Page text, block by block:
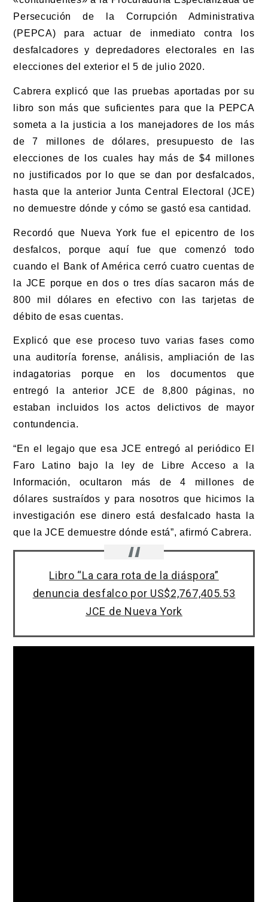
Persecución de la Corrupción Administrativa
(PEPCA) para actuar de inmediato contra los
desfalcadores y depredadores electorales en las
elecciones del exterior el 5 de julio 2020.
Cabrera explicó que las pruebas aportadas por su
libro son más que suficientes para que la PEPCA
someta a la justicia a los manejadores de los más
de 7 millones de dólares, presupuesto de las
elecciones de los cuales hay más de $4 millones
no justificados por lo que se dan por desfalcados,
hasta que la anterior Junta Central Electoral (JCE)
no demuestre dónde y cómo se gastó esa cantidad.
Recordó que Nueva York fue el epicentro de los
desfalcos, porque aquí fue que comenzó todo
cuando el Bank of América cerró cuatro cuentas de
la JCE porque en dos o tres días sacaron más de
800 mil dólares en efectivo con las tarjetas de
débito de esas cuentas.
Explicó que ese proceso tuvo varias fases como
una auditoría forense, análisis, ampliación de las
indagatorias porque en los documentos que
entregó la anterior JCE de 8,800 páginas, no
estaban incluidos los actos delictivos de mayor
contundencia.
“En el legajo que esa JCE entregó al periódico El
Faro Latino bajo la ley de Libre Acceso a la
Información, ocultaron más de 4 millones de
dólares sustraídos y para nosotros que hicimos la
investigación ese dinero está desfalcado hasta la
que la JCE demuestre dónde está”, afirmó Cabrera.
Libro “La cara rota de la diáspora”
denuncia desfalco por US$2,767,405.53
JCE de Nueva York